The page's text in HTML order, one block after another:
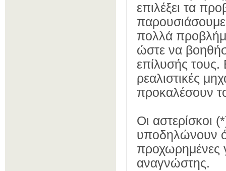
επιλέξει τα
πολ­λά
ώστε να
επίλυσής
ρεαλιστικές
προκαλέ­σουν
Οι αστερίσκοι
υποδηλώνουν
προχωρημένες
αναγνώστης.